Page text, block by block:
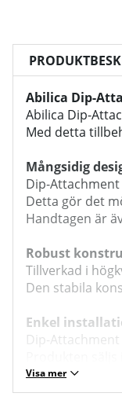
Abilica Dip-
Abilica Dip-
Med detta
Mångsidig
Dip-
Detta gör det
Handtagen är
Robust
Tillverkad i
Den stabila
Enkel
Dip-
Kompatibilitet:
Visa mer